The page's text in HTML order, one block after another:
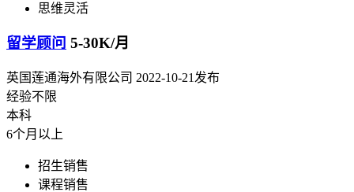
思维灵活
留学顾问 5-30K/月
英国莲通海外有限公司 2022-10-21发布
经验不限
本科
6个月以上
招生销售
课程销售